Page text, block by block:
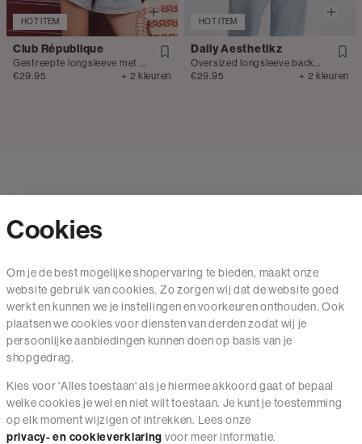
HOT ITEM
Club République
€29.95
+ 2 kleuren
HOT ITEM
Daily Aesthetikz
€29.95
+ 2 kleuren
Mail ons
020 - 3412 650
Van maandag t/m vrijdag van 8.30 uur tot 18.00 uur.
Service
Wij zijn The Sting
Cookies
Om je de best mogelijke shopervaring te bieden, maakt onze
website gebruik van cookies. Zo zorgen wij dat de website goed
werkt en kunnen we je instellingen en voorkeuren onthouden. Ook
plaatsen we cookies voor diensten van derden zodat wij je
persoonlijke aanbiedingen kunnen doen op basis van je
shopgedrag.
Kies voor 'Alles toestaan' als je hiermee akkoord gaat of bepaal
welke cookies je wel en niet wilt toestaan. Je kunt je toestemming
op elk moment wijzigen of intrekken. Lees onze
privacy- en cookieverklaring voor meer informatie.